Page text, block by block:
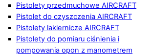
Pistolety przedmuchowe AIRCRAFT
Pistolet do czyszczenia AIRCRAFT
Pistolety lakiernicze AIRCRAFT
Pistolety do pomiaru ciśnienia i
pompowania opon z manometrem